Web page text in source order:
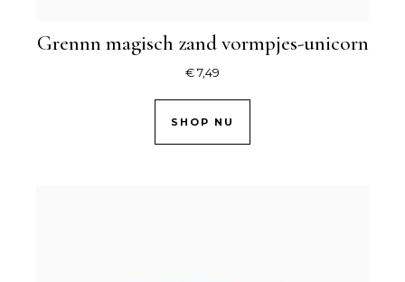
Grennn magisch zand vormpjes-unicorn
€7,49
SHOP NU